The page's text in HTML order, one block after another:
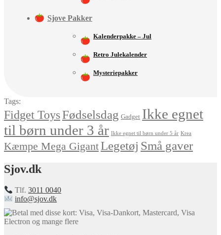
Sjove Pakker
Kalenderpakke – Jul
Retro Julekalender
Mysteriepakker
Tags:
Fidget ToysFødselsdag Gadget Ikke egnet
til børn under 3 år Ikke egnet til børn under 5 år Krea
Kæmpe Mega GigantLegetøj Små gaver
Sjov.dk
Tlf.3011 0040
info@sjov.dk